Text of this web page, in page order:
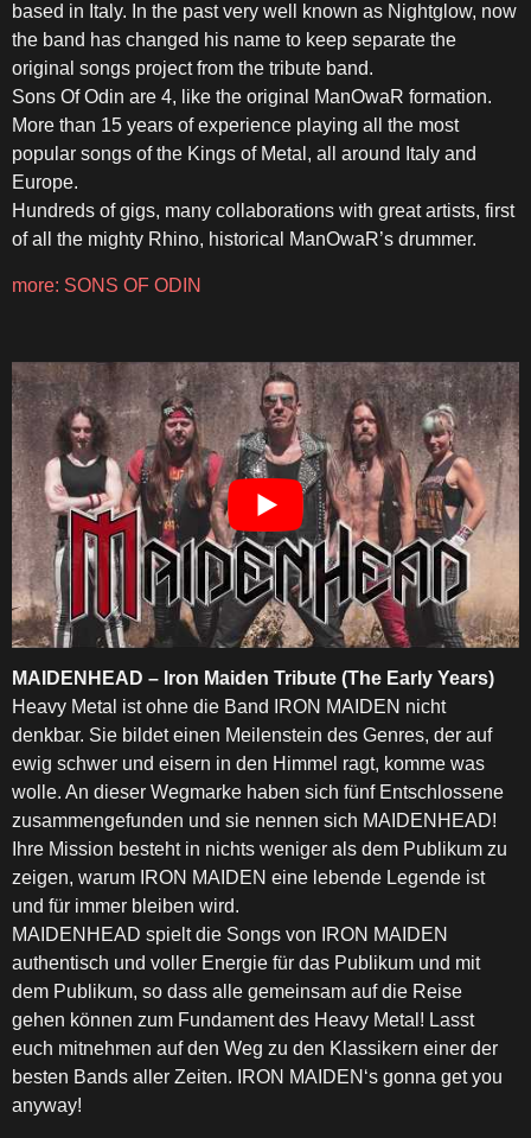
based in Italy. In the past very well known as Nightglow, now
the band has changed his name to keep separate the
original songs project from the tribute band.
Sons Of Odin are 4, like the original ManOwaR formation.
More than 15 years of experience playing all the most
popular songs of the Kings of Metal, all around Italy and
Europe.
Hundreds of gigs, many collaborations with great artists, first
of all the mighty Rhino, historical ManOwaR’s drummer.
more: SONS OF ODIN
MAIDENHEAD – Iron Maiden Tribute (The Early Years)
Heavy Metal ist ohne die Band IRON MAIDEN nicht
denkbar. Sie bildet einen Meilenstein des Genres, der auf
ewig schwer und eisern in den Himmel ragt, komme was
wolle. An dieser Wegmarke haben sich fünf Entschlossene
zusammengefunden und sie nennen sich MAIDENHEAD!
Ihre Mission besteht in nichts weniger als dem Publikum zu
zeigen, warum IRON MAIDEN eine lebende Legende ist
und für immer bleiben wird.
MAIDENHEAD spielt die Songs von IRON MAIDEN
authentisch und voller Energie für das Publikum und mit
dem Publikum, so dass alle gemeinsam auf die Reise
gehen können zum Fundament des Heavy Metal! Lasst
euch mitnehmen auf den Weg zu den Klassikern einer der
besten Bands aller Zeiten. IRON MAIDEN‘s gonna get you
anyway!